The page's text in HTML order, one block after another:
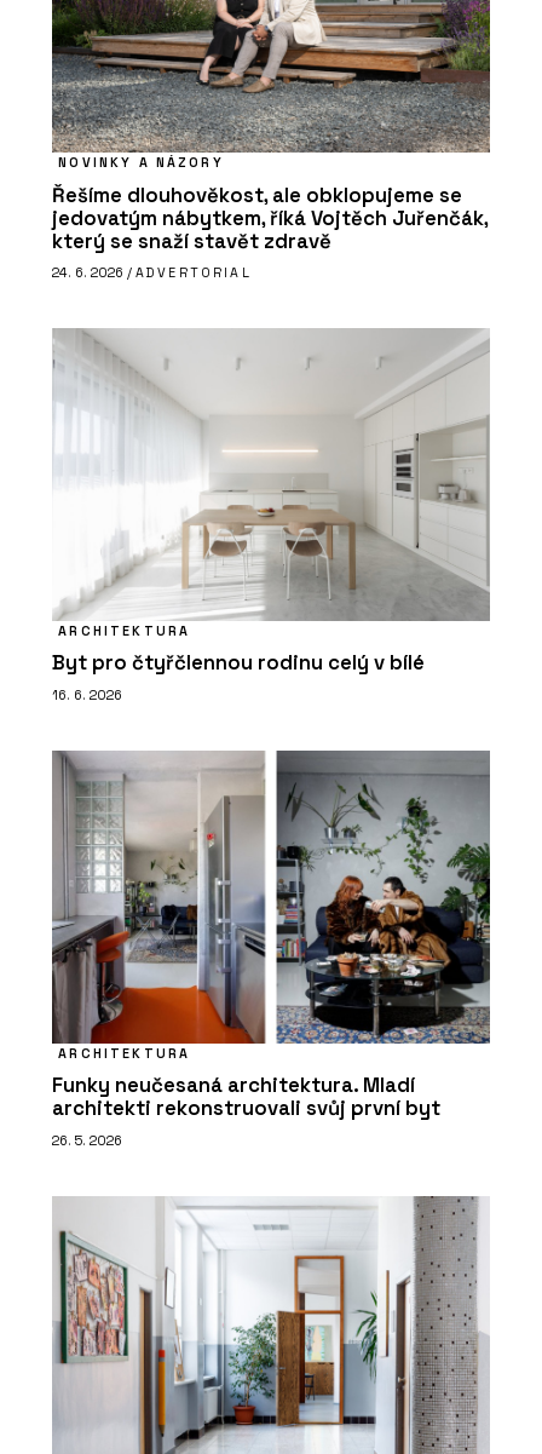
NOVINKY A NÁZORY
Řešíme dlouhověkost, ale obklopujeme se
jedovatým nábytkem, říká Vojtěch Juřenčák,
který se snaží stavět zdravě
24. 6. 2026 / ADVERTORIAL
ARCHITEKTURA
Byt pro čtyřčlennou rodinu celý v bílé
16. 6. 2026
ARCHITEKTURA
Funky neučesaná architektura. Mladí
architekti rekonstruovali svůj první byt
26. 5. 2026